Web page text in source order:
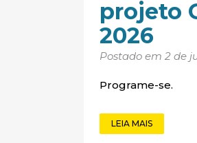
projeto
2026
Postado em 2 de
Programe-se.
LEIA MAIS